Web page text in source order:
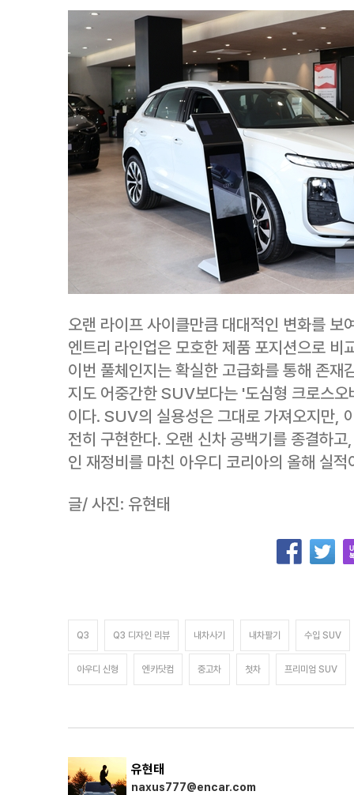
오랜 라이프 사이클만큼 대대적인 변화를
엔트리 라인업은 모호한 제품 포지션으로 비
이번 풀체인지는 확실한 고급화를 통해 존재
지도 어중간한 SUV보다는 '도심형 크로스
이다. SUV의 실용성은 그대로 가져오지만,
전히 구현한다. 오랜 신차 공백기를 종결하
인 재정비를 마친 아우디 코리아의 올해 실적
글/ 사진: 유현태
Q3 Q3 디자인 리뷰 내차사기 내차팔기 수입 SUV
아우디 신형 엔카닷컴 중고차 첫차 프리미엄 SUV
유현태
naxus777@encar.com